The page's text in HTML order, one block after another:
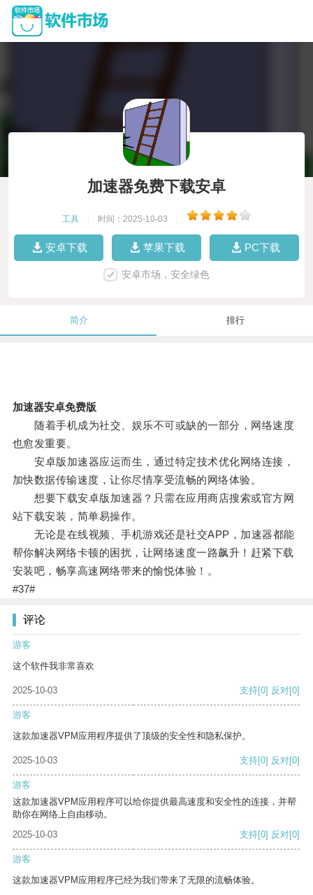
加速器免费下载安卓
工具 时间：2025-10-03
安卓下载 苹果下载 PC下载
安卓市场，安全绿色
简介 排行
加速器安卓免费版
随着手机成为社交、娱乐不可或缺的一部分，网络速度
也愈发重要。
安卓版加速器应运而生，通过特定技术优化网络连接，
加快数据传输速度，让你尽情享受流畅的网络体验。
想要下载安卓版加速器？只需在应用商店搜索或官方网
站下载安装，简单易操作。
无论是在线视频、手机游戏还是社交APP，加速器都能
帮你解决网络卡顿的困扰，让网络速度一路飙升！赶紧下载
安装吧，畅享高速网络带来的愉悦体验！。
#37#
评论
游客
这个软件我非常喜欢
2025-10-03 支持[0] 反对[0]
游客
这款加速器VPM应用程序提供了顶级的安全性和隐私保护。
2025-10-03 支持[0] 反对[0]
游客
这款加速器VPM应用程序可以给你提供最高速度和安全性的连接，并帮
助你在网络上自由移动。
2025-10-03
支持[0] 反对[0]
游客
这款加速器VPM应用程序已经为我们带来了无限的流畅体验。